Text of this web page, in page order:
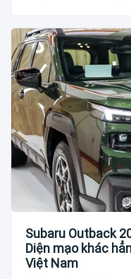
Subaru Outback
Diện mạo khác
Việt Nam